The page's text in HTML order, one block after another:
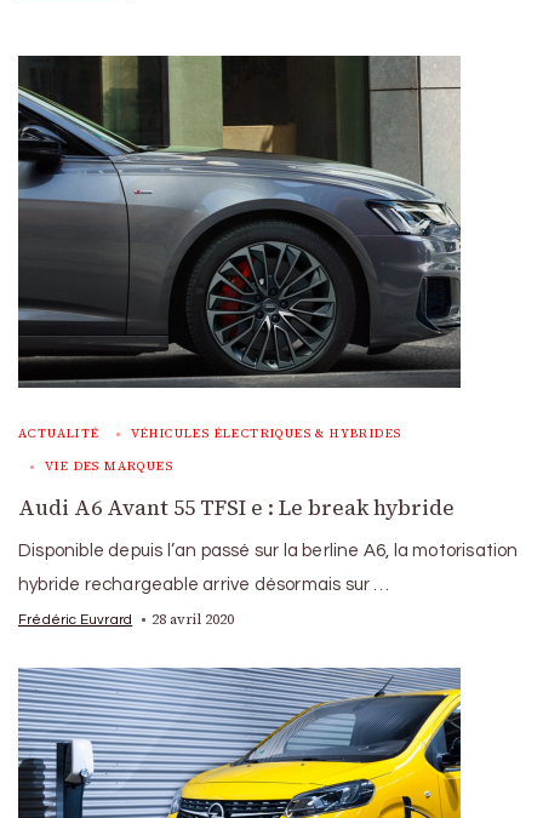
ACTUALITÉ VÉHICULES ÉLECTRIQUES & HYBRIDES
VIE DES MARQUES
Audi A6 Avant 55 TFSI e : Le break hybride
Disponible depuis l’an passé sur la berline A6, la motorisation
hybride rechargeable arrive désormais sur …
Frédéric Euvrard 28 avril 2020